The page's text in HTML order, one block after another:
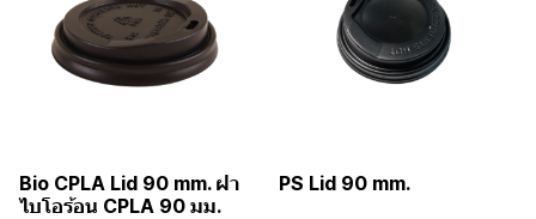
Bio CPLA Lid 90 mm. ฝา
ไบโอร้อน CPLA 90 มม.
PS Lid 90 mm.